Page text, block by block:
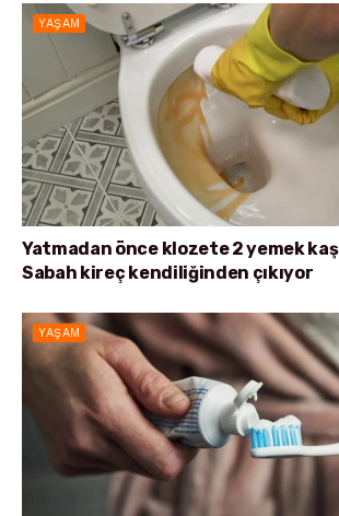
YAŞAM
Yatmadan önce klozete 2 yemek
Sabah kireç kendiliğinden çıkıyor
YAŞAM